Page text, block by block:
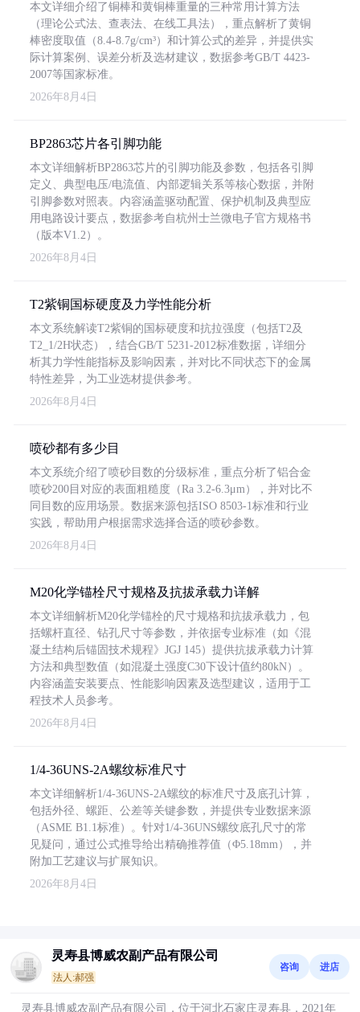
本文详细介绍了铜棒和黄铜棒重量的三种常用计算方法
（理论公式法、查表法、在线工具法），重点解析了黄铜
棒密度取值（8.4-8.7g/cm³）和计算公式的差异，并提供实
际计算案例、误差分析及选材建议，数据参考GB/T 4423-
2007等国家标准。
2026年8月4日
BP2863芯片各引脚功能
本文详细解析BP2863芯片的引脚功能及参数，包括各引脚
定义、典型电压/电流值、内部逻辑关系等核心数据，并附
引脚参数对照表。内容涵盖驱动配置、保护机制及典型应
用电路设计要点，数据参考自杭州士兰微电子官方规格书
（版本V1.2）。
2026年8月4日
T2紫铜国标硬度及力学性能分析
本文系统解读T2紫铜的国标硬度和抗拉强度（包括T2及
T2_1/2H状态），结合GB/T 5231-2012标准数据，详细分
析其力学性能指标及影响因素，并对比不同状态下的金属
特性差异，为工业选材提供参考。
2026年8月4日
喷砂都有多少目
本文系统介绍了喷砂目数的分级标准，重点分析了铝合金
喷砂200目对应的表面粗糙度（Ra 3.2-6.3μm），并对比不
同目数的应用场景。数据来源包括ISO 8503-1标准和行业
实践，帮助用户根据需求选择合适的喷砂参数。
2026年8月4日
M20化学锚栓尺寸规格及抗拔承载力详解
本文详细解析M20化学锚栓的尺寸规格和抗拔承载力，包
括螺杆直径、钻孔尺寸等参数，并依据专业标准（如《混
凝土结构后锚固技术规程》JGJ 145）提供抗拔承载力计算
方法和典型数值（如混凝土强度C30下设计值约80kN）。
内容涵盖安装要点、性能影响因素及选型建议，适用于工
程技术人员参考。
2026年8月4日
1/4-36UNS-2A螺纹标准尺寸
本文详细解析1/4-36UNS-2A螺纹的标准尺寸及底孔计算，
包括外径、螺距、公差等关键参数，并提供专业数据来源
（ASME B1.1标准）。针对1/4-36UNS螺纹底孔尺寸的常
见疑问，通过公式推导给出精确推荐值（Φ5.18mm），并
附加工艺建议与扩展知识。
2026年8月4日
灵寿县博威农副产品有限公司
法人:郝强
咨询 进店
灵寿县博威农副产品有限公司，位于河北石家庄灵寿县，2021年